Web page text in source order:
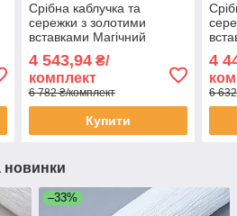
Срібна каблучка та
сережки з золотими
вставками Магічний
квадрат
4 543,94₴/
комплект
6 782 ₴/комплект
Купити
4
6
новинки
–33%